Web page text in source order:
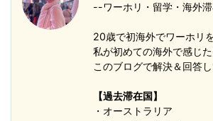
--ワーホリ・留学・海外
20歳で初海外でワーホリ
私が初めての海外で感じ
このブログで解決＆回答し
【過去滞在国】
・オーストラリア